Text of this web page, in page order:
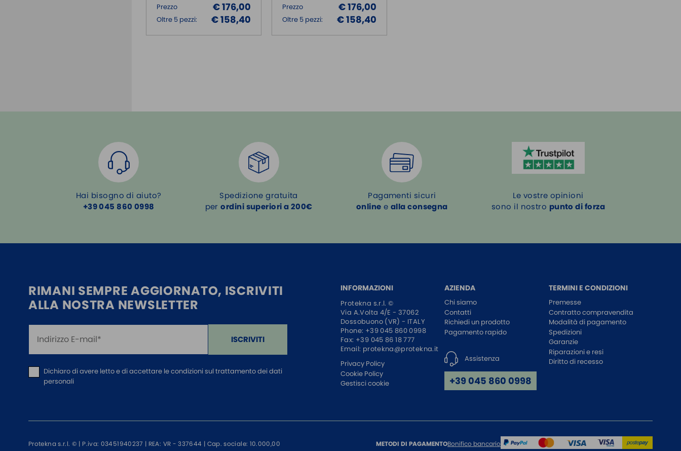
Prezzo € 176,00
Oltre 5 pezzi: € 158,40
Prezzo € 176,00
Oltre 5 pezzi: € 158,40
Hai bisogno di aiuto?
+39 045 860 0998
Spedizione gratuita
perordini superiori a 200€
Pagamenti sicuri
online e alla consegna
Le vostre opinioni
sono il nostro punto di forza
RIMANI SEMPRE AGGIORNATO, ISCRIVITI
ALLA NOSTRA NEWSLETTER
ISCRIVITI
Dichiaro di avere letto e di accettare le condizioni sul trattamento dei dati
personali
INFORMAZIONI
Protekna s.r.l. ©
Via A.Volta 4/E - 37062
Dossobuono (VR) - ITALY
Phone: +39 045 860 0998
Fax: +39 045 86 18 777
Email: protekna@protekna.it
Privacy Policy
Cookie Policy
Gestisci cookie
AZIENDA
Chi siamo
Contatti
Richiedi un prodotto
Pagamento rapido
Assistenza
+39 045 860 0998
TERMINI E CONDIZIONI
Premesse
Contratto compravendita
Modalità di pagamento
Spedizioni
Garanzie
Riparazioni e resi
Diritto di recesso
Protekna s.r.l. © | P.iva: 03451940237 | REA: VR - 337644 | Cap. sociale: 10.000,00 METODI DI PAGAMENTOBonifico bancario